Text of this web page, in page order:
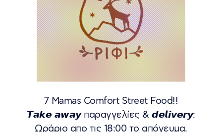
7 Mamas Comfort Street Food!!
𝙏𝙖𝙠𝙚 𝙖𝙬𝙖𝙮 παραγγελίες & 𝙙𝙚𝙡𝙞𝙫𝙚𝙧𝙮:
Ωράριο απο τις 18:00 το απόγευμα.